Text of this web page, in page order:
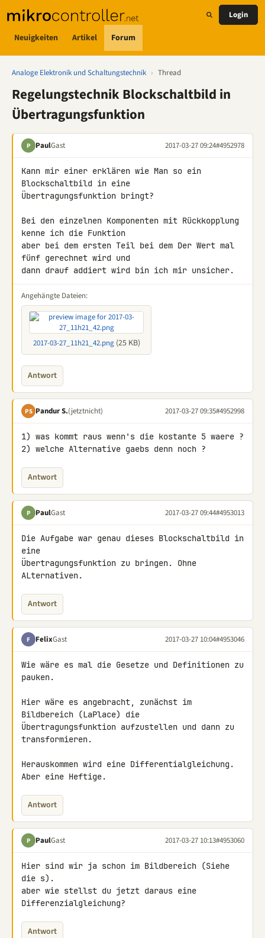
Neuigkeiten Artikel Forum
Login
Analoge Elektronik und Schaltungstechnik › Thread
Regelungstechnik Blockschaltbild in
Übertragungsfunktion
P PaulGast 2017-03-27 09:24#4952978
Kann mir einer erklären wie Man so ein
Blockschaltbild in eine
Übertragungsfunktion bringt?
Bei den einzelnen Komponenten mit Rückkopplung
kenne ich die Funktion
aber bei dem ersten Teil bei dem Der Wert mal
fünf gerechnet wird und
dann drauf addiert wird bin ich mir unsicher.
Angehängte Dateien:
2017-03-27_11h21_42.png(25 KB)
Antwort
PS Pandur S.(jetztnicht) 2017-03-27 09:35#4952998
1) was kommt raus wenn's die kostante 5 waere ?
2) welche Alternative gaebs denn noch ?
Antwort
P PaulGast 2017-03-27 09:44#4953013
Die Aufgabe war genau dieses Blockschaltbild in
eine
Übertragungsfunktion zu bringen. Ohne
ALternativen.
Antwort
F FelixGast 2017-03-27 10:04#4953046
Wie wäre es mal die Gesetze und Definitionen zu
pauken.
Hier wäre es angebracht, zunächst im
Bildbereich (LaPlace) die
Übertragungsfunktion aufzustellen und dann zu
transformieren.
Herauskommen wird eine Differentialgleichung.
Aber eine Heftige.
Antwort
P PaulGast 2017-03-27 10:13#4953060
Hier sind wir ja schon im Bildbereich (Siehe
die s).
aber wie stellst du jetzt daraus eine
Differenzialgleichung?
Antwort